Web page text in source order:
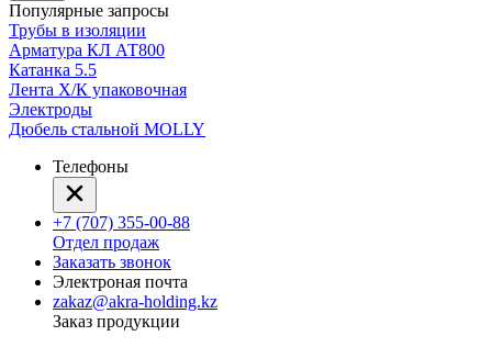
Популярные запросы
Трубы в изоляции
Арматура КЛ АТ800
Катанка 5.5
Лента Х/К упаковочная
Электроды
Дюбель стальной MOLLY
Телефоны
+7 (707) 355-00-88
Отдел продаж
Заказать звонок
Электроная почта
zakaz@akra-holding.kz
Заказ продукции